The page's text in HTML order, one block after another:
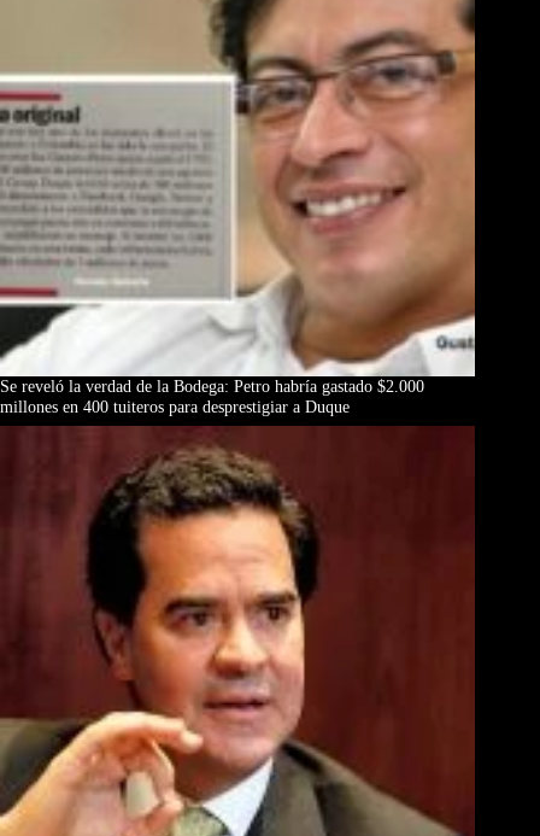
Se reveló la verdad de la Bodega: Petro habría gastado $2.000
millones en 400 tuiteros para desprestigiar a Duque